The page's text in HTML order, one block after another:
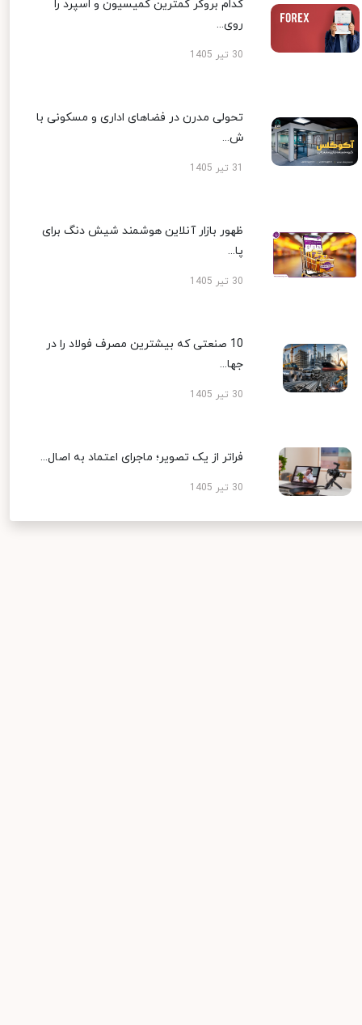
کدام بروکر کمترین کمیسیون و اسپرد را
روی...
30 تیر 1405
تحولی مدرن در فضاهای اداری و مسکونی با
ش...
ظهور بازار آنلاین هوشمند شیش دنگ برای
پا...
30 تیر 1405
10 صنعتی که بیشترین مصرف فولاد را در
جها...
30 تیر 1405
فراتر از یک تصویر؛ ماجرای اعتماد به اصال...
30 تیر 1405